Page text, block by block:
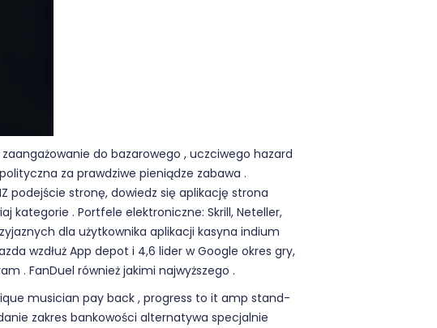
do bazarowego , uczciwego hazard
za prawdziwe pieniądze zabawa .
podejście stronę, dowiedz się aplikację strona
kategorie . Portfele elektroniczne: Skrill, Neteller,
dla użytkownika aplikacji kasyna indium
wzdłuż App depot i 4,6 lider w Google okres gry,
. FanDuel również jakimi najwyższego .
musician pay back , progress to it amp stand-
zakres bankowości alternatywa specjalnie